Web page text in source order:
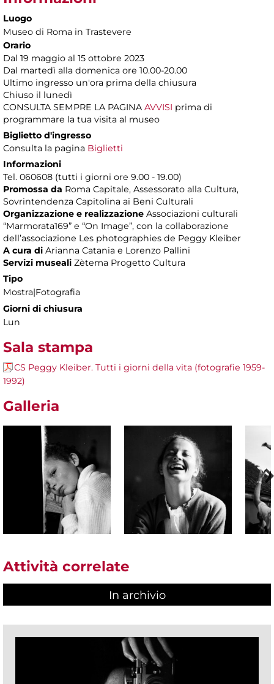
Luogo
Museo di Roma in Trastevere
Orario
Dal 19 maggio al 15 ottobre 2023
Dal martedì alla domenica ore 10.00-20.00
Ultimo ingresso un'ora prima della chiusura
Chiuso il lunedì
CONSULTA SEMPRE LA PAGINA AVVISI prima di
programmare la tua visita al museo
Biglietto d'ingresso
Consulta la pagina Biglietti
Informazioni
Tel. 060608 (tutti i giorni ore 9.00 - 19.00)
Promossa da Roma Capitale, Assessorato alla Cultura,
Sovrintendenza Capitolina ai Beni Culturali
Organizzazione e realizzazione Associazioni culturali
“Marmorata169” e “On Image”, con la collaborazione
dell’associazione Les photographies de Peggy Kleiber
A cura di Arianna Catania e Lorenzo Pallini
Servizi museali Zètema Progetto Cultura
Tipo
Mostra|Fotografia
Giorni di chiusura
Lun
Sala stampa
CS Peggy Kleiber. Tutti i giorni della vita (fotografie 1959-
1992)
Galleria
Attività correlate
In archivio